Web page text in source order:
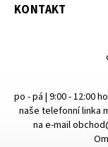
KONTAKT
po - pá | 9:00 - 12:00
naše telefonní linka
na e-mail